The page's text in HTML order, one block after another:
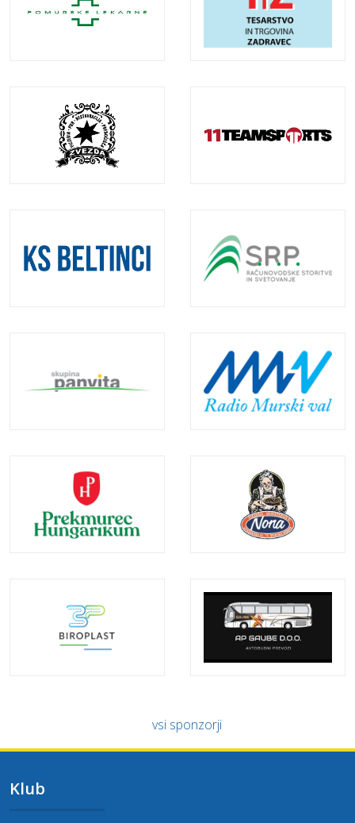
vsi sponzorji
Klub